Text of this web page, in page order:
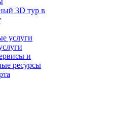
3D тур в
услуги
и
ресурсы